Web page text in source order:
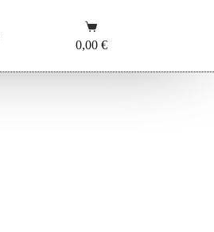
Carrello
0,00 €